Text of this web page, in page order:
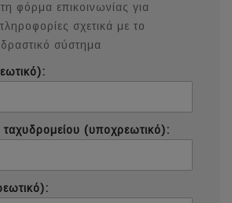
φόρμα επικοινωνίας για
σχετικά με το
σύστημα
(υποχρεωτικό):